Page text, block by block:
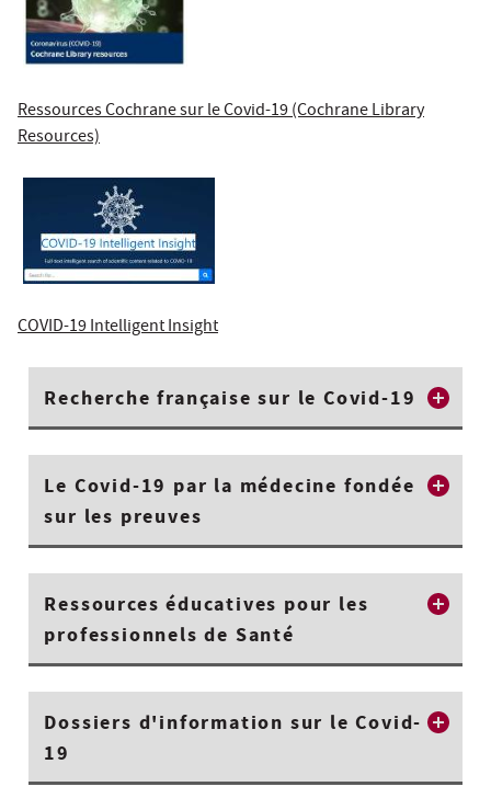
Ressources Cochrane sur le Covid-19 (Cochrane Library
Resources)
COVID-19 Intelligent Insight
Recherche française sur le Covid-19
Le Covid-19 par la médecine fondée
sur les preuves
Ressources éducatives pour les
professionnels de Santé
Dossiers d'information sur le Covid-
19